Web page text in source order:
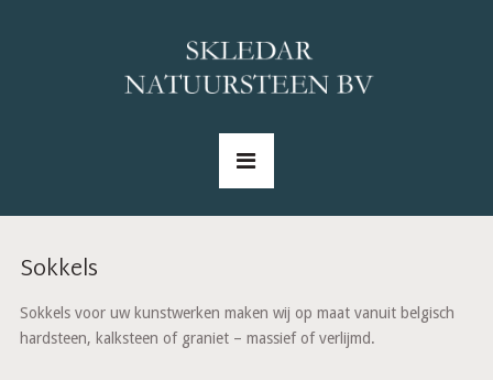
Sokkels
Sokkels voor uw kunstwerken maken wij op maat vanuit belgisch
hardsteen, kalksteen of graniet – massief of verlijmd.